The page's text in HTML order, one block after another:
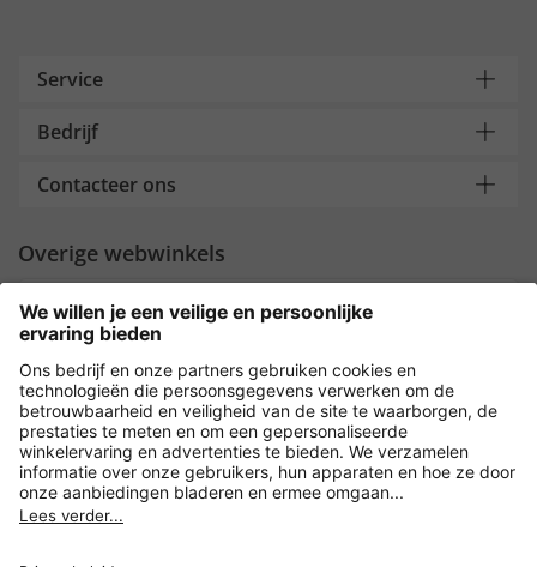
Service
Bedrijf
Contacteer ons
Overige webwinkels
Nederland
Payment and Delivery
Versleuteling met